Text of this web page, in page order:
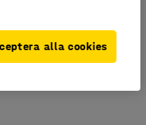
alla cookies